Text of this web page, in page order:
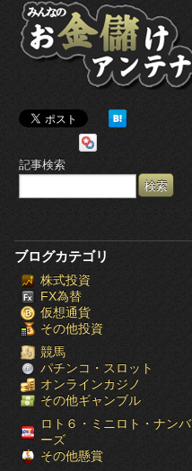
記事検索
ブログカテゴリ
株式投資
FX為替
仮想通貨
その他投資
競馬
パチンコ・スロット
オンラインカジノ
その他ギャンブル
ロト６・ミニロト・ナンバ
ーズ
その他懸賞